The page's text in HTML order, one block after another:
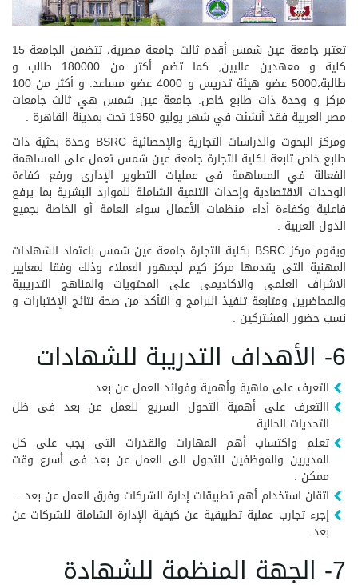
تعتبر جامعة عين شمس أقدم ثالث جامعة مصرية، تتضمن الجامعة 15
كلية و معهدين عاليين, كما تضم أكثر من 180000 طالب و
طالبة،5000 عضو هيئة تدريس و 4000 عضو مساعد. و أكثر من 100
مركز و وحدة ذات طابع خاص. جامعة عين شمس هي ثالث جامعات
مصر العربية فقد أنشئت في شهر يوليو 1950 تحت بمدينة القاهرة .
ومركز البحوث والدراسات التجارية والإحصائية BSRC وحدة بحثية ذات
طابع خاص تابعة لكلية التجارة جامعة عين شمس تعمل على المساهمة
الفعالة في المساهمة فى عمليات التطوير الإدارى ورفع كفاءة
الوحدات الاقتصادية وإحداث التنمية الشاملة للموارد البشرية بما يرفع
فاعلية وكفاءة أداء منظمات الأعمال سواء العامة أو الخاصة بجميع
الدول العربية .
ويقوم مركز BSRC بكلية التجارة جامعة عين شمس باعتماد الشهادات
المهنية التى يقدمها مركز كيم لجمهور العملاء وذلك وفقا لمعايير
الاشراف العلمى والاكاديمى على المحتويات والمناهج التدريبية
والمحاضرين ومتابعة تنفيذ البرامج و التأكد من صحة نتائج الإختبارات و
نسب حضور المشتركين .
6- الأهداف التدريبة للشهادات
التعرف على ماهية وأهمية وفوائد العمل عن بعد
االتعرف على أهمية التحول السريع للعمل عن بعد فى ظل
التحديات الحالية
تعلم واكتساب أهم المهارات والقدرات التى يجب على كل
المديرين والموظفين للتحول الى العمل عن بعد فى أسرع وقت
ممكن .
اتقان استخدام أهم تطبيقات إدارة الشركات وفرق العمل عن بعد .
إجرء تجارب عملية تطبيقية عن كيفية الإدارة الشاملة للشركات عن
بعد .
7- الجهة المنظمة للشهادة